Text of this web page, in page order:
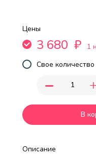
Описание
Цены
3 680 ₽
1
Свое количество
-
В